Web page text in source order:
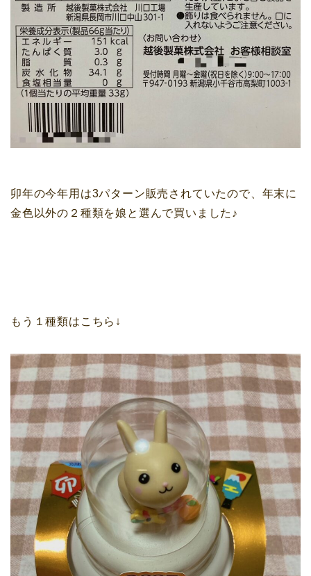
卯年の今年用は3パターン販売されていたので、年末に
金色以外の２種類を娘と選んで買いました♪
もう１種類はこちら↓